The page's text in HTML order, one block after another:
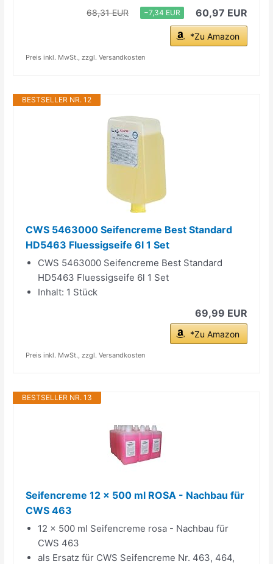
68,31 EUR −7,34 EUR 60,97 EUR
*Zu Amazon
Preis inkl. MwSt., zzgl. Versandkosten
BESTSELLER NR. 12
CWS 5463000 Seifencreme Best Standard
HD5463 Fluessigseife 6l 1 Set
CWS 5463000 Seifencreme Best Standard
HD5463 Fluessigseife 6l 1 Set
Inhalt: 1 Stück
69,99 EUR
*Zu Amazon
Preis inkl. MwSt., zzgl. Versandkosten
BESTSELLER NR. 13
Seifencreme 12 x 500 ml ROSA - Nachbau für
CWS 463
12 x 500 ml Seifencreme rosa - Nachbau für
CWS 463
als Ersatz für CWS Seifencreme Nr. 463, 464,